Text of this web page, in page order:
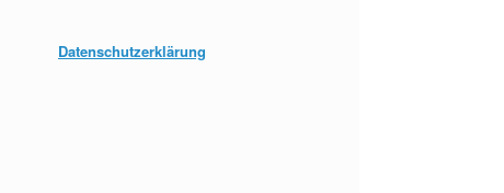
Datenschutzerklärung